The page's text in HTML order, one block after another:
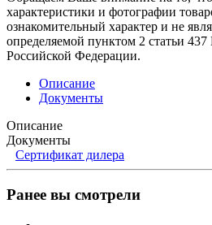
характеристики и фотографии
ознакомительный характер и не
определяемой пунктом 2 статьи 437
Российской Федерации.
Описание
Документы
Описание
Документы
Сертификат дилера
Ранее вы смотрели